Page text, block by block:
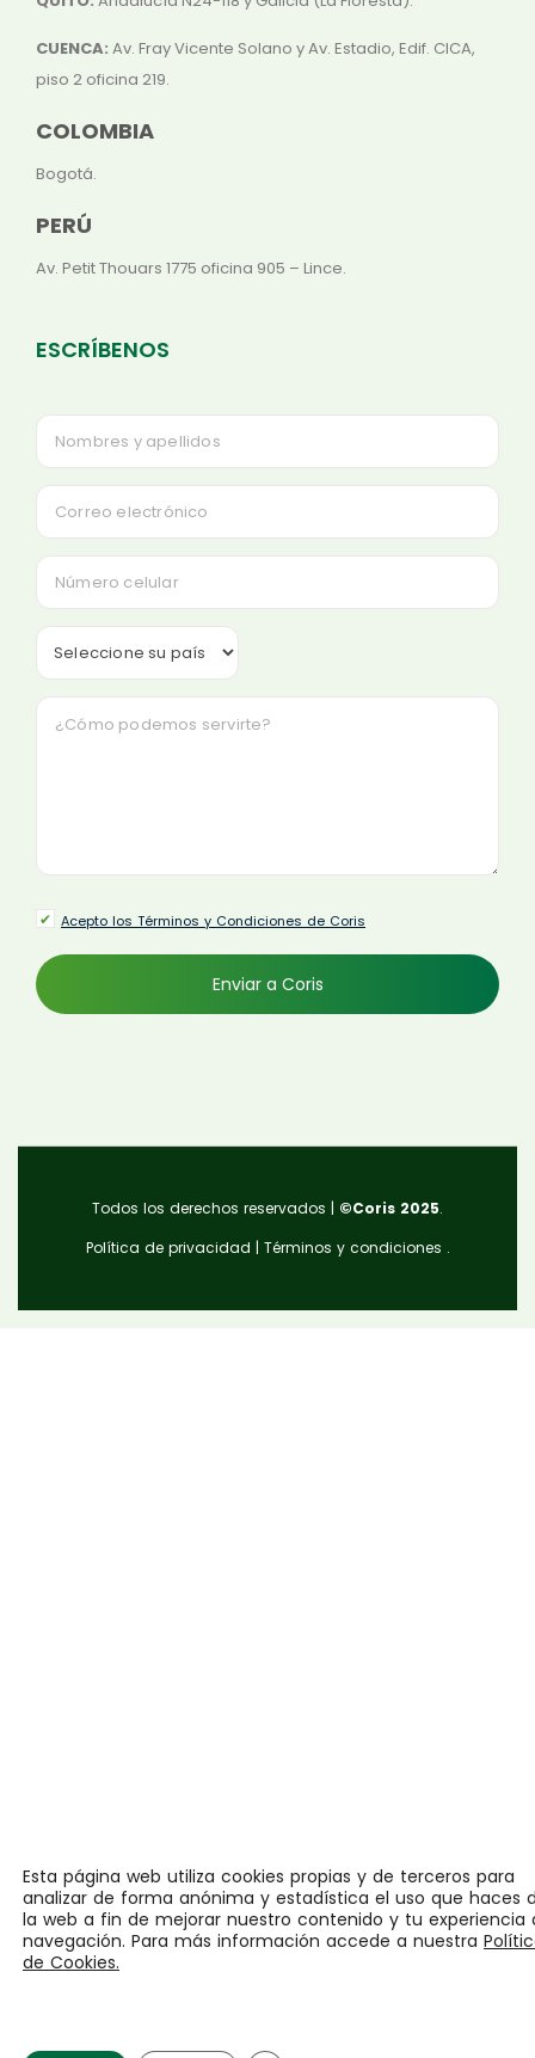
CUENCA: Av. Fray Vicente Solano y Av. Estadio, Edif. CICA,
piso 2 oficina 219.
COLOMBIA
Bogotá.
PERÚ
Av. Petit Thouars 1775 oficina 905 – Lince.
ESCRÍBENOS
Acepto los Términos y Condiciones de Coris
Todos los derechos reservados | ©Coris 2025.
Política de privacidad | Términos y condiciones .
Esta página web utiliza cookies propias y de terceros para
analizar de forma anónima y estadística el uso que haces
la web a fin de mejorar nuestro contenido y tu experiencia
navegación. Para más información accede a nuestra
de Cookies.